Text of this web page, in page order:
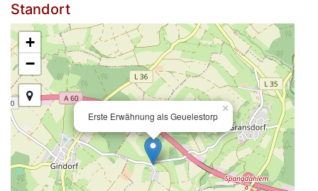
Standort
Erste Erwähnung als Geuelestorp
×
+
−